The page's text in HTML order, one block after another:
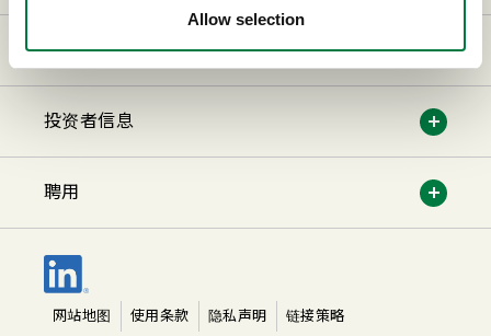
Allow selection
可持续性
投资者信息
聘用
网站地图 使用条款 隐私声明 链接策略